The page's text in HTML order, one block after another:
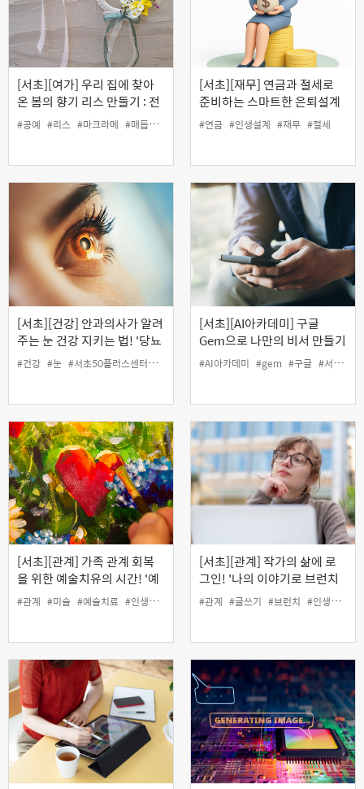
[서초][여가] 우리 집에 찾아
온 봄의 향기 리스 만들기 : 전
통매듭 & 마크라메 공예
#공예 #리스 #마크라메 #매듭 #봄 #여가 #전통
[서초][재무] 연금과 절세로
준비하는 스마트한 은퇴설계
#연금 #인생설계 #재무 #절세
[서초][건강] 안과의사가 알려
주는 눈 건강 지키는 법! '당뇨
와 눈 건강' (온라인)
#건강 #눈 #서초50플러스센터 #안건강 #인생설계
[서초][AI아카데미] 구글
Gem으로 나만의 비서 만들기
(야간)
#AI아카데미 #gem #구글 #서초50플러스센터
[서초][관계] 가족 관계 회복
을 위한 예술치유의 시간! '예
술로 바라보는 나와 가족'
#관계 #미술 #예술치료 #인생설계
[서초][관계] 작가의 삶에 로
그인! '나의 이야기로 브런치
작가 도전하기'
#관계 #글쓰기 #브런치 #인생설계